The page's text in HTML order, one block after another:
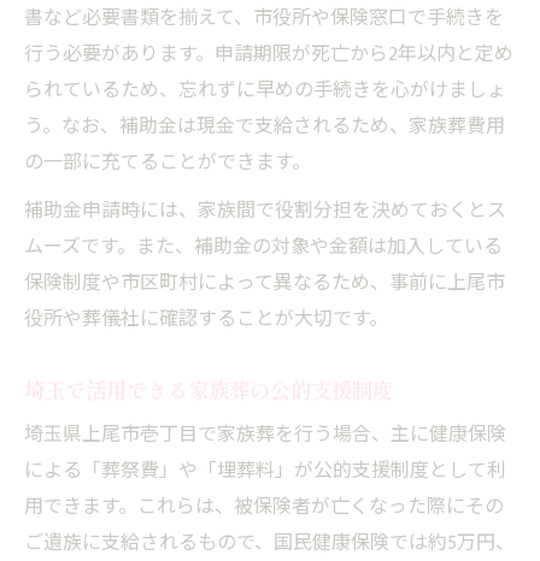
書など必要書類を揃えて、市役所や保険窓口で手続きを
行う必要があります。申請期限が死亡から2年以内と定め
られているため、忘れずに早めの手続きを心がけましょ
う。なお、補助金は現金で支給されるため、家族葬費用
の一部に充てることができます。
補助金申請時には、家族間で役割分担を決めておくとス
ムーズです。また、補助金の対象や金額は加入している
保険制度や市区町村によって異なるため、事前に上尾市
役所や葬儀社に確認することが大切です。
埼玉県上尾市壱丁目で家族葬を行う場合、主に健康保険
による「葬祭費」や「埋葬料」が公的支援制度として利
用できます。これらは、被保険者が亡くなった際にその
ご遺族に支給されるもので、国民健康保険では約5万円、